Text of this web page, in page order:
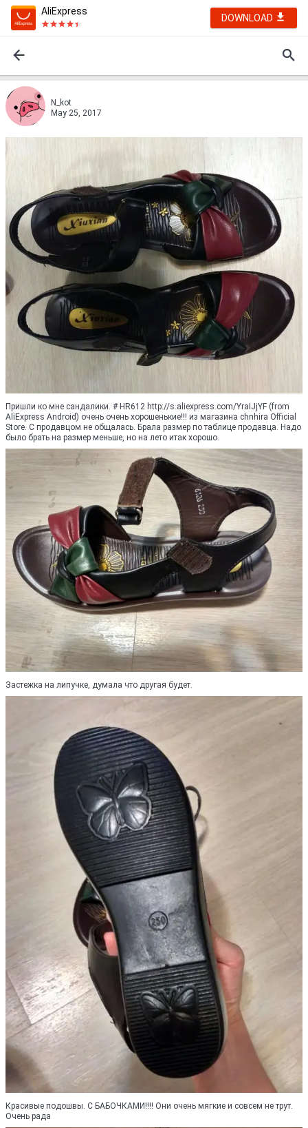
AliExpress
DOWNLOAD
N_kot
May 25, 2017
Пришли ко мне сандалики. # HR612 http://s.aliexpress.com/YraIJjYF (from
AliExpress Android) очень очень хорошенькие!!! из магазина chnhira Official
Store. С продавцом не общалась. Брала размер по таблице продавца. Надо
было брать на размер меньше, но на лето итак хорошо.
Застежка на липучке, думала что другая будет.
Красивые подошвы. С БАБОЧКАМИ!!!! Они очень мягкие и совсем не трут.
Очень рада